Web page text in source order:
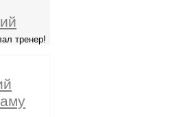
тренер!